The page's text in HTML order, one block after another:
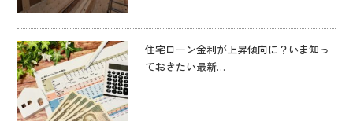
住宅ローン金利が上昇傾向に？いま知っ
ておきたい最新…